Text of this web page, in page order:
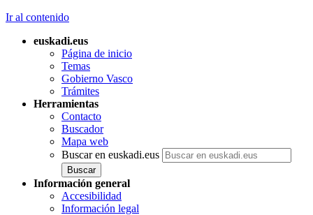
Ir al contenido
euskadi.eus
Página de inicio
Temas
Gobierno Vasco
Trámites
Herramientas
Contacto
Buscador
Mapa web
Buscar en euskadi.eus
Información general
Accesibilidad
Información legal